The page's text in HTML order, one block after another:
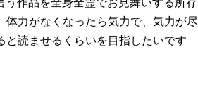
作品を全身全霊でお見舞いする所存
力がなくなったら気力で、気力が尽
と読ませるくらいを目指したいです